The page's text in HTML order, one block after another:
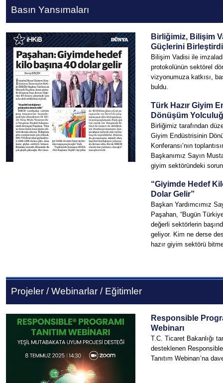
Basın Yansımaları
Birliğimiz, Bilişim
Güçlerini Birleştirdi
Bilişim Vadisi ile
protokolünün sektörel
vizyonumuza katkısı,
buldu.
Türk Hazır Giyim
Dönüşüm
Birliğimiz tarafından
Giyim Endüstrisinin
Konferansı’nın
Başkanımız Sayın
giyim sektöründeki
“Giyimde Hedef
Dolar Gelir”
Başkan Yardımcımız
Paşahan, “Bugün
değerli sektörlerin
geliyor. Kim ne derse
hazır giyim sektörü
Projeler / Webinarlar / Eğitimler
Responsible
Webinarı
T.C. Ticaret Bakanlığı
desteklenen
Tanıtım Webinarı’na